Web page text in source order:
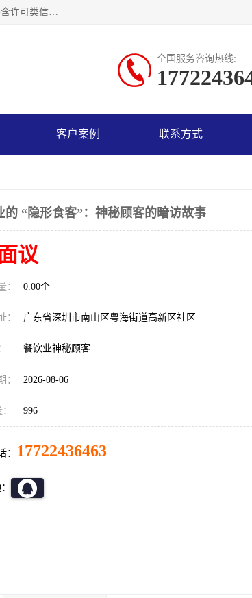
市场调查,社会调查,企业管理咨询,商务信息咨询、市场研究；物业服务评估；信息技术咨询服务；信息咨询服务（不含许可类信息咨询服务）；社会经济咨询服务；技术服务、技术开发、技术咨询、技术交流、技术转让、技术推广；企业信用调查和评估。
全国服务咨询热线:
客户案例 联系方式
的 “隐形食客”：神秘顾客的暗访故事
议
： 0.00个
： 广东省深圳市南山区粤海街道高新区社区
餐饮业神秘顾客
： 2026-08-06
996
： 17722436463